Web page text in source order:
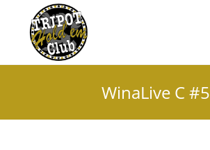
WinaLive C #5